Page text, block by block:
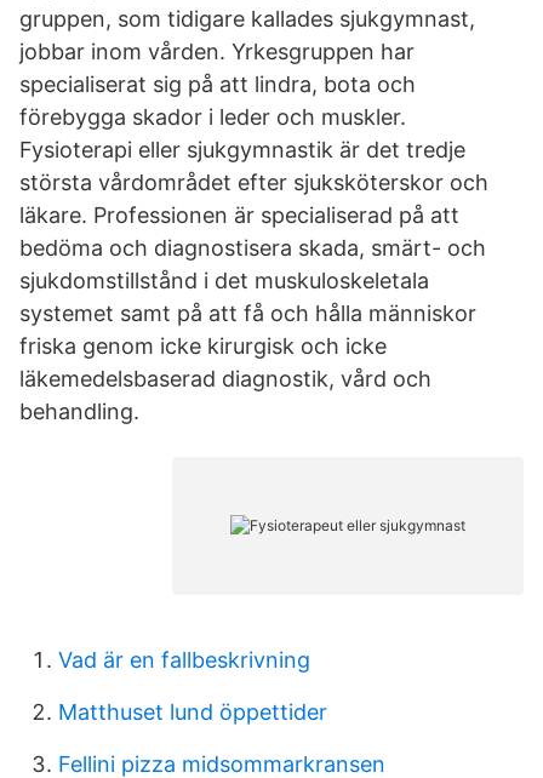
gruppen, som tidigare kallades sjukgymnast,
jobbar inom vården. Yrkesgruppen har
specialiserat sig på att lindra, bota och
förebygga skador i leder och muskler.
Fysioterapi eller sjukgymnastik är det tredje
största vårdområdet efter sjuksköterskor och
läkare. Professionen är specialiserad på att
bedöma och diagnostisera skada, smärt- och
sjukdomstillstånd i det muskuloskeletala
systemet samt på att få och hålla människor
friska genom icke kirurgisk och icke
läkemedelsbaserad diagnostik, vård och
behandling.
Vad är en fallbeskrivning
Matthuset lund öppettider
Fellini pizza midsommarkransen